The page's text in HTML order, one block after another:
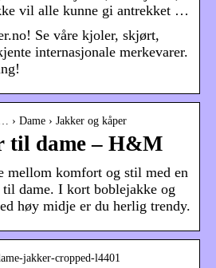
vil alle kunne gi antrekket …
Se våre kjoler, skjørt,
internasjonale merkevarer.
› Dame › Jakker og kåper
til dame – H&M
mellom komfort og stil med en
dame. I kort boblejakke og
høy midje er du herlig trendy.
jakker-cropped-l4401